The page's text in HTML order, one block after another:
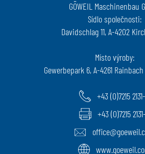
GÖWEIL Maschinenbau
Sídlo společnosti:
Davidschlag 11, A-4202
Místo výroby:
Gewerbepark 6, A-4261
+43 (0)7215
+43 (0)7215